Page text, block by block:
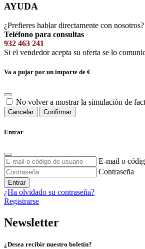
AYUDA
¿Prefieres hablar directamente con nosotros?
Teléfono para consultas
932 463 241
Si el vendedor acepta su oferta se lo
Va a pujar por un importe de €
No volver a mostrar la simulación de
Cancelar Confirmar
Entrar
E-mail o
Contraseña
Entrar
¿Ha olvidado su contraseña?
Registrarse
Newsletter
¿Desea recibir nuestro boletín?